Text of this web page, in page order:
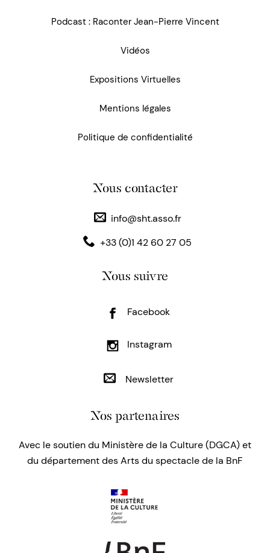
Podcast : Raconter Jean-Pierre Vincent
Vidéos
Expositions Virtuelles
Mentions légales
Politique de confidentialité
Nous contacter
info@sht.asso.fr
+33 (0)1 42 60 27 05
Nous suivre
Facebook
Instagram
Newsletter
Nos partenaires
Avec le soutien du Ministère de la Culture (DGCA) et
du département des Arts du spectacle de la BnF